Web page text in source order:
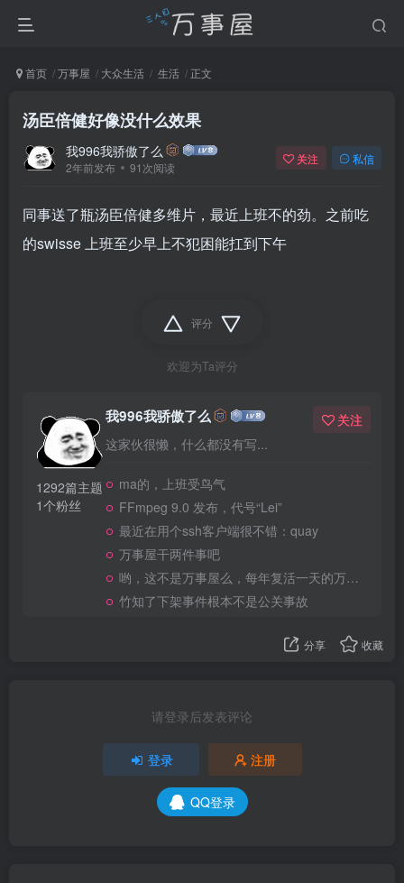
首页 万事屋 大众生活 生活 正文
汤臣倍健好像没什么效果
我996我骄傲了么
2年前发布 91次阅读
关注 私信
同事送了瓶汤臣倍健多维片，最近上班不的劲。之前吃
的swisse 上班至少早上不犯困能扛到下午
评分
欢迎为Ta评分
1292篇主题
1个粉丝
我996我骄傲了么
这家伙很懒，什么都没有写...
关注
ma的，上班受鸟气
FFmpeg 9.0 发布，代号“Lei”
最近在用个ssh客户端很不错：quay
万事屋干两件事吧
哟，这不是万事屋么，每年复活一天的万事屋
竹知了下架事件根本不是公关事故
分享 收藏
请登录后发表评论
登录 注册
QQ登录